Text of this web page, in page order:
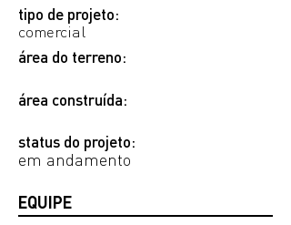
tipo de projeto:
comercial
área do terreno:
área construída:
status do projeto:
em andamento
EQUIPE